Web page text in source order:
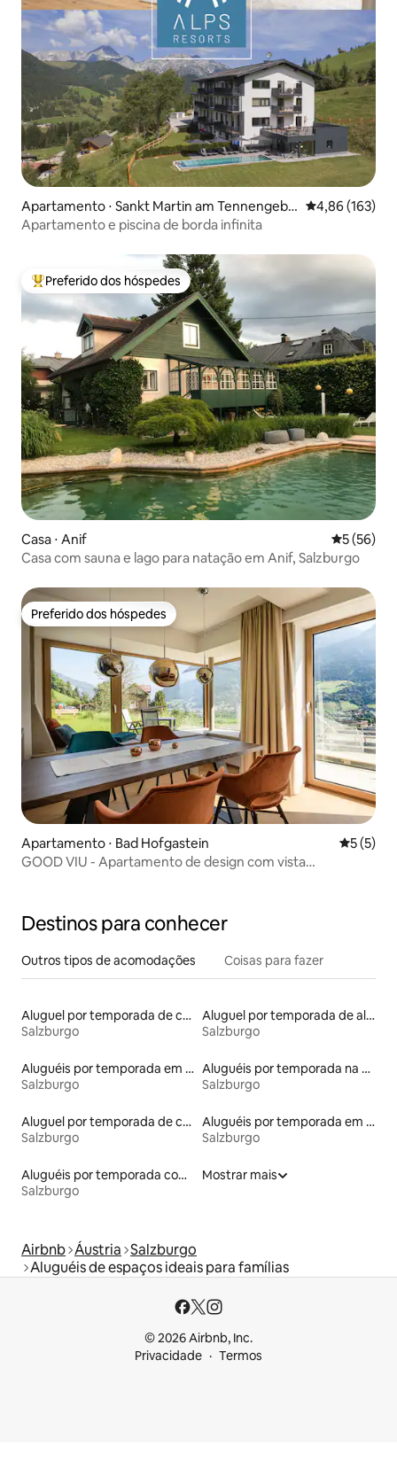
Apartamento ⋅ Sankt Martin am Tennengebir
ge
4,86 de uma
4,86 (163)
Apartamento e piscina de borda infinita
Entre os melhores preferidos dos hóspedes
Preferido dos hóspedes
Casa ⋅ Anif 5 de uma
5 (56)
Casa com sauna e lago para natação em Anif, Salzburgo
Preferido dos hóspedes
Preferido dos hóspedes
Apartamento ⋅ Bad Hofgastein 5 de
5 (5)
GOOD VIU - Apartamento de design com vista
Destinos para conhecer
Outros tipos de acomodações Coisas para fazer
Aluguel por temporada de casas de veraneio
Salzburgo
Aluguel por temporada de alojamentos ecológicos
Salzburgo
Aluguéis por temporada em albergue
Salzburgo
Aluguéis por temporada na orla
Salzburgo
Aluguel por temporada de castelos
Salzburgo
Aluguéis por temporada em hotéis-fazenda
Salzburgo
Aluguéis por temporada com caiaque
Salzburgo
Mostrar mais
Airbnb Áustria Salzburgo
Aluguéis de espaços ideais para famílias
© 2026 Airbnb, Inc.
Privacidade
Termos